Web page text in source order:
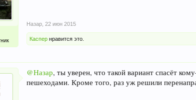
Назар 22 июн 2015
Каспер нравится это.
@Назар, ты уверен, что такой вариант спасёт
пешеходами. Кроме того, раз уж решили